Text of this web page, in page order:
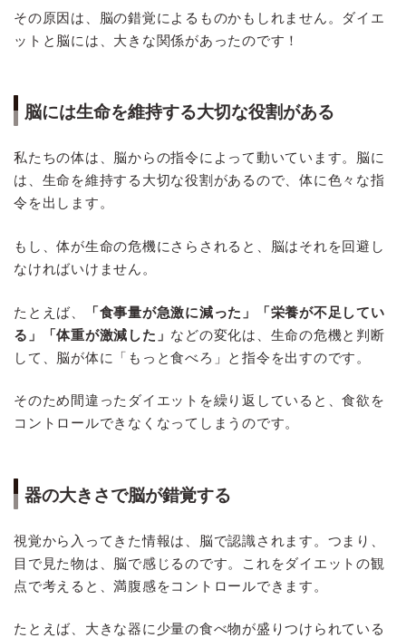
その原因は、脳の錯覚によるものかもしれません。ダイエ
ットと脳には、大きな関係があったのです！
脳には生命を維持する大切な役割がある
私たちの体は、脳からの指令によって動いています。脳に
は、生命を維持する大切な役割があるので、体に色々な指
令を出します。
もし、体が生命の危機にさらされると、脳はそれを回避し
なければいけません。
たとえば、
「食事量が急激に減った」「栄養が不足してい
る」「体重が激減した」 などの変化は、生命の危機と判断
して、脳が体に「もっと食べろ」と指令を出すのです。
そのため間違ったダイエットを繰り返していると、食欲を
コントロールできなくなってしまうのです。
器の大きさで脳が錯覚する
視覚から入ってきた情報は、脳で認識されます。つまり、
目で見た物は、脳で感じるのです。これをダイエットの観
点で考えると、満腹感をコントロールできます。
たとえば、大きな器に少量の食べ物が盛りつけられている